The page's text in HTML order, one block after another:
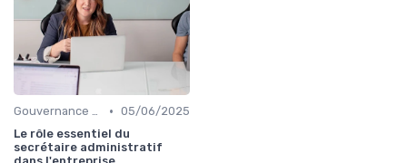
Gouvernance d’entreprise • 05/06/2025
Le rôle essentiel du
secrétaire administratif